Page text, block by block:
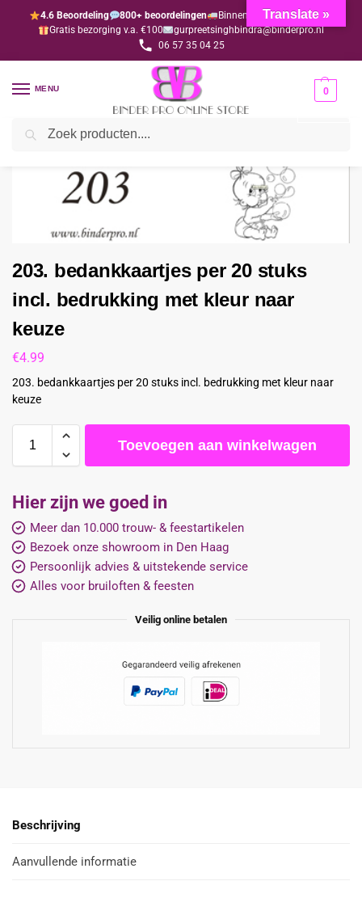
4.6 Beoordeling 800+ beoordelingen
Binnen 1-3 dagen geleverd
Gratis bezorging v.a. €100
gurpreetsinghbindra@binderpro.nl
06 57 35 04 25
MENU 0
Home Bedankjesafdeling
203. bedankkaartjes per 20 stuks
incl. bedrukking met kleur naar
keuze
€4.99
203. bedankkaartjes per 20 stuks incl. bedrukking met kleur naar
keuze
Toevoegen aan winkelwagen
Hier zijn we goed in
Meer dan 10.000 trouw- & feestartikelen
Bezoek onze showroom in Den Haag
Persoonlijk advies & uitstekende service
Alles voor bruiloften & feesten
Veilig online betalen
Beschrijving
Aanvullende informatie
Translate »